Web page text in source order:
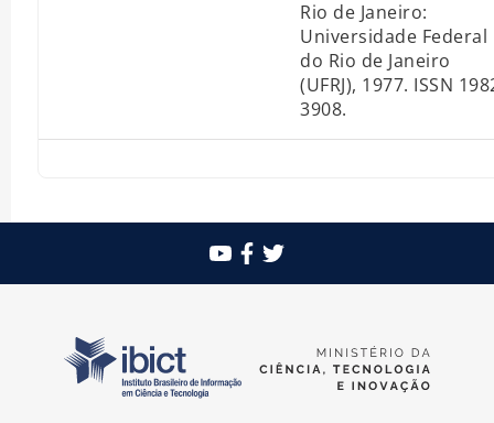
Rio de Janeiro:
Universidade Federal
do Rio de Janeiro
(UFRJ), 1977. ISSN
3908.